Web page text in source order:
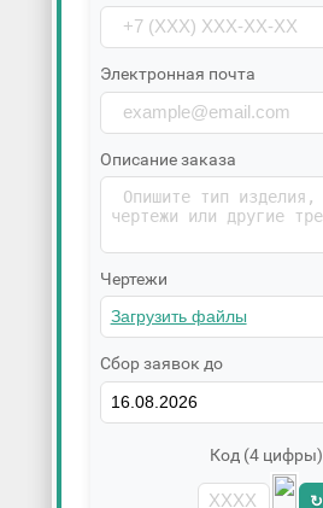
Электронная почта
Описание заказа
Чертежи
Сбор заявок до
Код (4 цифры)
↻